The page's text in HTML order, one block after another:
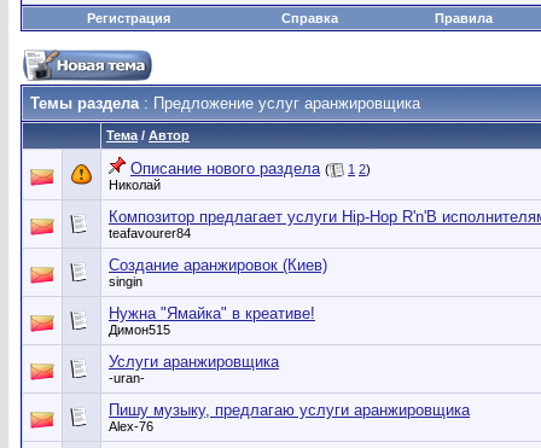
Регистрация Справка Правила
Темы раздела: Предложение услуг аранжировщика
Тема / Автор
Описание нового раздела ( 1 2)
Николай
Композитор предлагает услуги Hip-Hop R'n'B
teafavourer84
Создание аранжировок (Киев)
singin
Нужна "Ямайка" в креативе!
Димон515
Услуги аранжировщика
-uran-
Пишу музыку, предлагаю услуги аранжировщика
Alex-76